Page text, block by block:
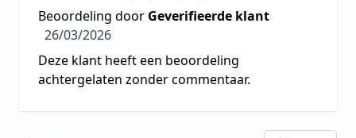
Beoordeling door Geverifieerde klant
26 maart 2026
26/03/2026
Deze klant heeft een beoordeling
achtergelaten zonder commentaar.